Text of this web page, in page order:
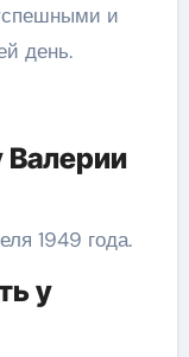
и
день.
Валерии
1949 года.
у